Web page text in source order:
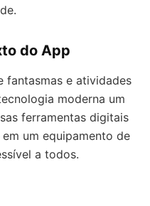
do App
fantasmas e atividades
moderna um
ferramentas digitais
um equipamento de
a todos.